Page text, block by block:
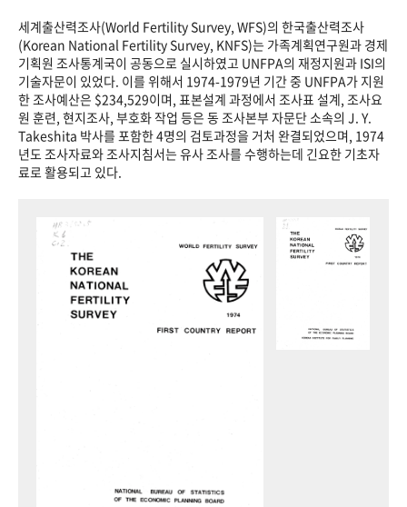
세계출산력조사(World Fertility Survey, WFS)의 한국출산력조사
(Korean National Fertility Survey, KNFS)는 가족계획연구원과 경제
기획원 조사통계국이 공동으로 실시하였고 UNFPA의 재정지원과 ISI의
기술자문이 있었다. 이를 위해서 1974-1979년 기간 중 UNFPA가 지원
한 조사예산은 $234,529이며, 표본설계 과정에서 조사표 설계, 조사요
원 훈련, 현지조사, 부호화 작업 등은 동 조사본부 자문단 소속의 J. Y.
Takeshita 박사를 포함한 4명의 검토과정을 거처 완결되었으며, 1974
년도 조사자료와 조사지침서는 유사 조사를 수행하는데 긴요한 기초자
료로 활용되고 있다.